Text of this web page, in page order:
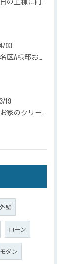
03
19
外壁
ローン
モダン